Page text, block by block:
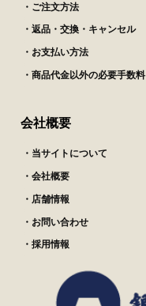
・ご注文方法
・返品・交換・キャンセル
・お支払い方法
・商品代金以外の必要手数料
会社概要
・当サイトについて
・会社概要
・店舗情報
・お問い合わせ
・採用情報